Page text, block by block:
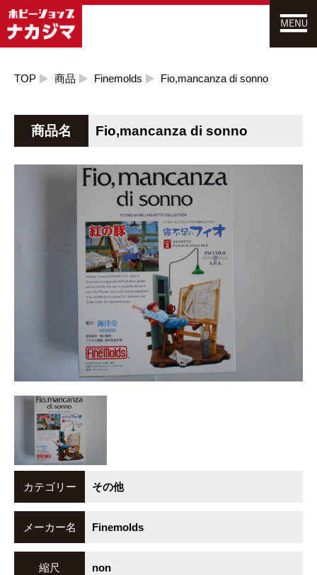
TOP 商品 Finemolds Fio,mancanza di sonno
商品名 Fio,mancanza di sonno
カテゴリー その他
メーカー名 Finemolds
縮尺 non